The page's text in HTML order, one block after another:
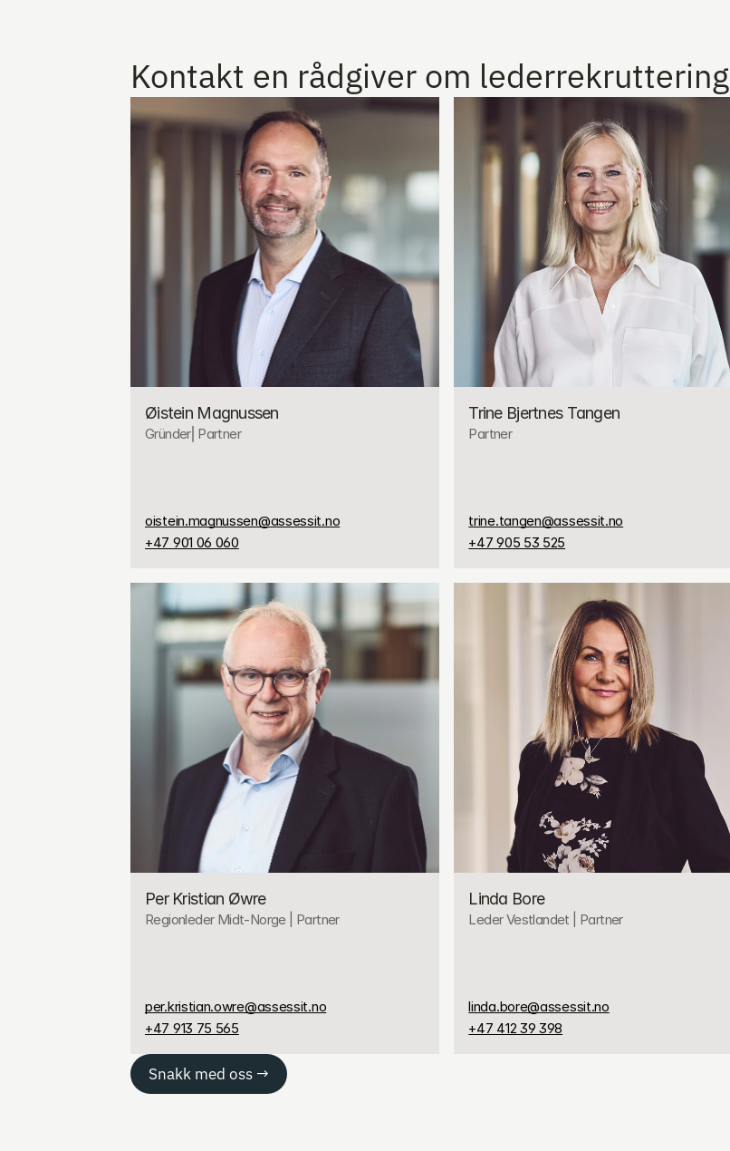
Kontakt en rådgiver om lederrekruttering
Øistein Magnussen
Gründer⎢Partner
oistein.magnussen@assessit.no
+47 901 06 060
Trine Bjertnes Tangen
Partner
trine.tangen@assessit.no
+47 905 53 525
Per Kristian Øwre
Regionleder Midt-Norge | Partner
per.kristian.owre@assessit.no
+47 913 75 565
Linda Bore
Leder Vestlandet | Partner
linda.bore@assessit.no
+47 412 39 398
Snakk med oss →